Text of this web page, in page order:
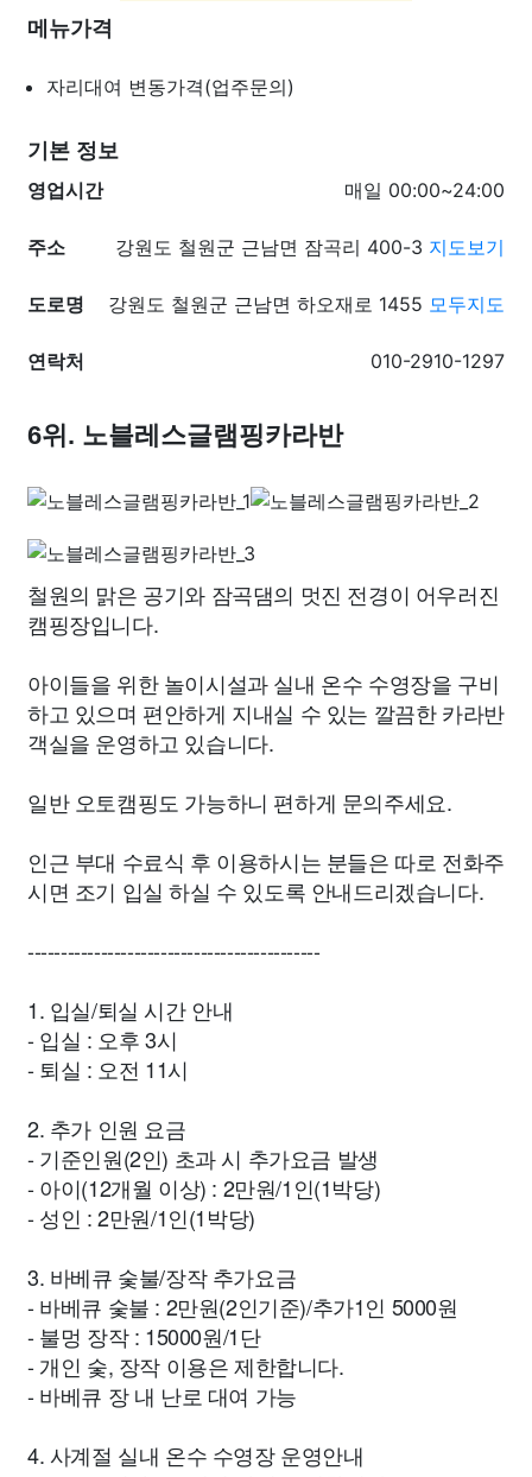
메뉴가격
자리대여 변동가격(업주문의)
기본 정보
영업시간
매일 00:00~24:00
주소 강원도 철원군 근남면 잠곡리 400-3 지도보기
도로명 강원도 철원군 근남면 하오재로 1455 모두지도
연락처 010-2910-1297
6위. 노블레스글램핑카라반
철원의 맑은 공기와 잠곡댐의 멋진 전경이 어우러진
캠핑장입니다.
아이들을 위한 놀이시설과 실내 온수 수영장을 구비
하고 있으며 편안하게 지내실 수 있는 깔끔한 카라반
객실을 운영하고 있습니다.
일반 오토캠핑도 가능하니 편하게 문의주세요.
인근 부대 수료식 후 이용하시는 분들은 따로 전화주
시면 조기 입실 하실 수 있도록 안내드리겠습니다.
--------------------------------------------
1. 입실/퇴실 시간 안내
- 입실 : 오후 3시
- 퇴실 : 오전 11시
2. 추가 인원 요금
- 기준인원(2인) 초과 시 추가요금 발생
- 아이(12개월 이상) : 2만원/1인(1박당)
- 성인 : 2만원/1인(1박당)
3. 바베큐 숯불/장작 추가요금
- 바베큐 숯불 : 2만원(2인기준)/추가1인 5000원
- 불멍 장작 : 15000원/1단
- 개인 숯, 장작 이용은 제한합니다.
- 바베큐 장 내 난로 대여 가능
4. 사계절 실내 온수 수영장 운영안내